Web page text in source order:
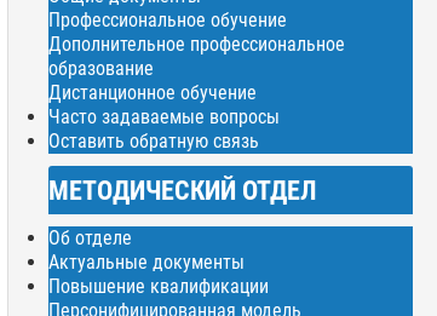
Профессиональное обучение
Дополнительное профессиональное
образование
Дистанционное обучение
Часто задаваемые вопросы
Оставить обратную связь
МЕТОДИЧЕСКИЙ ОТДЕЛ
Об отделе
Актуальные документы
Повышение квалификации
Персонифицированная модель